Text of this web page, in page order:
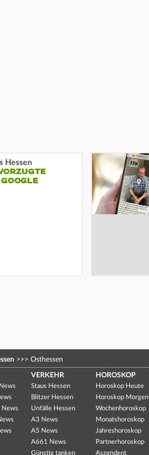
Hessen
>>> Osthessen
News
VERKEHR
Staus Hessen
Blitzer Hessen
Unfälle Hessen
A3 News
A5 News
A661 News
Günstig tanken
HOROSKOP
Horoskop Heute
Horoskop Morgen
Wochenhoroskop
Monatshoroskop
Jahreshoroskop
Partnerhoroskop
Aszendent